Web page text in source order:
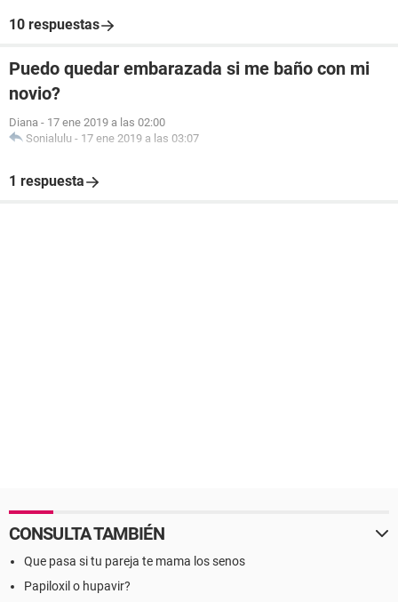
10 respuestas
Puedo quedar embarazada si me baño con mi
novio?
Diana - 17 ene 2019 a las 02:00
Sonialulu - 17 ene 2019 a las 03:07
1 respuesta
CONSULTA TAMBIÉN
Que pasa si tu pareja te mama los senos
Papiloxil o hupavir?